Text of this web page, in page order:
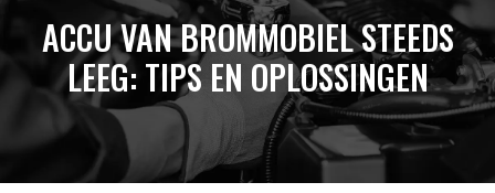
ACCU VAN BROMMOBIEL STEEDS
LEEG: TIPS EN OPLOSSINGEN